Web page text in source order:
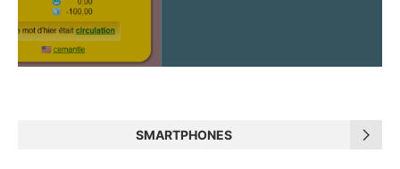
SMARTPHONES